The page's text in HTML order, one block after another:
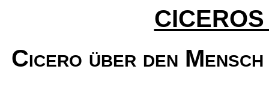
Cicero über den